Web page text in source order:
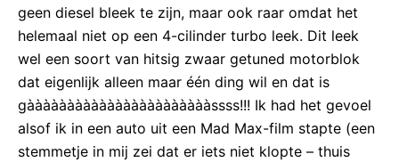
geen diesel bleek te zijn, maar ook raar omdat het
helemaal niet op een 4-cilinder turbo leek. Dit leek
wel een soort van hitsig zwaar getuned motorblok
dat eigenlijk alleen maar één ding wil en dat is
gàààààààààààààààààààààààssss!!! Ik had het gevoel
alsof ik in een auto uit een Mad Max-film stapte (een
stemmetje in mij zei dat er iets niet klopte – thuis